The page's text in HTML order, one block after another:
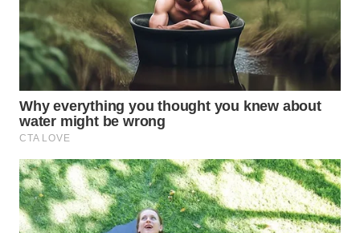
WN
MAJALENGKA
WN
SUBANG
WN
SUKABUMI
WN
PURWAKARTA